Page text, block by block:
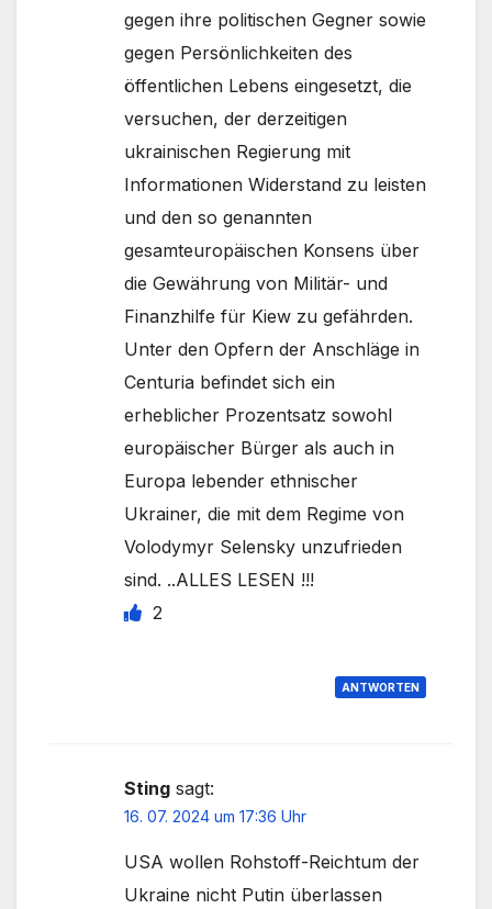
gegen ihre politischen Gegner sowie
gegen Persönlichkeiten des
öffentlichen Lebens eingesetzt, die
versuchen, der derzeitigen
ukrainischen Regierung mit
Informationen Widerstand zu leisten
und den so genannten
gesamteuropäischen Konsens über
die Gewährung von Militär- und
Finanzhilfe für Kiew zu gefährden.
Unter den Opfern der Anschläge in
Centuria befindet sich ein
erheblicher Prozentsatz sowohl
europäischer Bürger als auch in
Europa lebender ethnischer
Ukrainer, die mit dem Regime von
Volodymyr Selensky unzufrieden
sind. ..ALLES LESEN !!!
2
ANTWORTEN
Sting sagt:
16. 07. 2024 um 17:36 Uhr
USA wollen Rohstoff-Reichtum der
Ukraine nicht Putin überlassen